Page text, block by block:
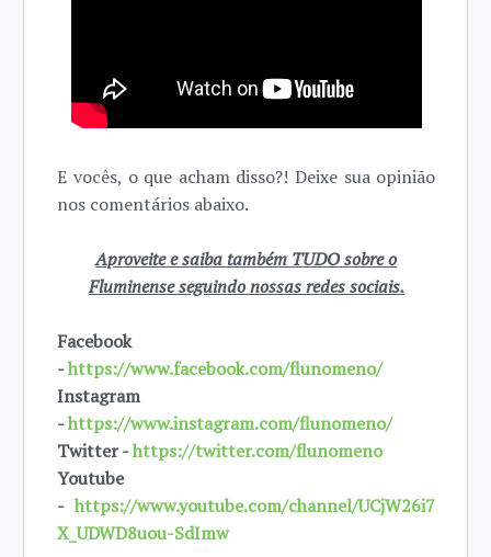
E vocês, o que acham disso?! Deixe sua opinião
nos comentários abaixo.
Aproveite e saiba também TUDO sobre o
Fluminense seguindo nossas redes sociais.
Facebook
-https://www.facebook.com/flunomeno/
Instagram
-https://www.instagram.com/flunomeno/
Twitter -https://twitter.com/flunomeno
Youtube
-https://www.youtube.com/channel/UCjW26i7
X_UDWD8uou-SdImw